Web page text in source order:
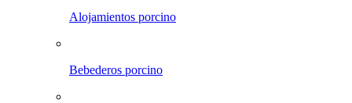
Alojamientos porcino
Bebederos porcino